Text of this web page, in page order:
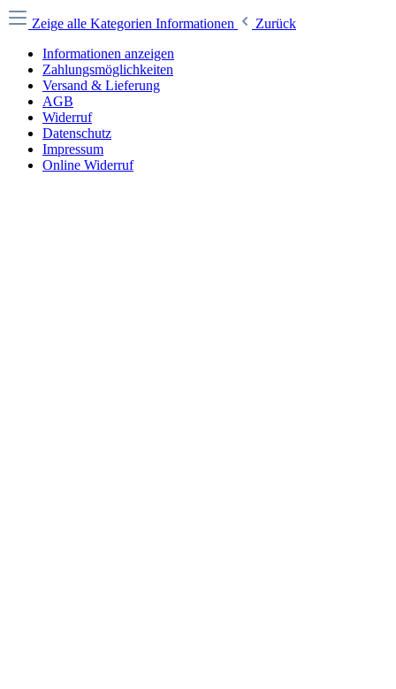
Zeige alle Kategorien Informationen
Zurück
Informationen anzeigen
Zahlungsmöglichkeiten
Versand & Lieferung
AGB
Widerruf
Datenschutz
Impressum
Online Widerruf